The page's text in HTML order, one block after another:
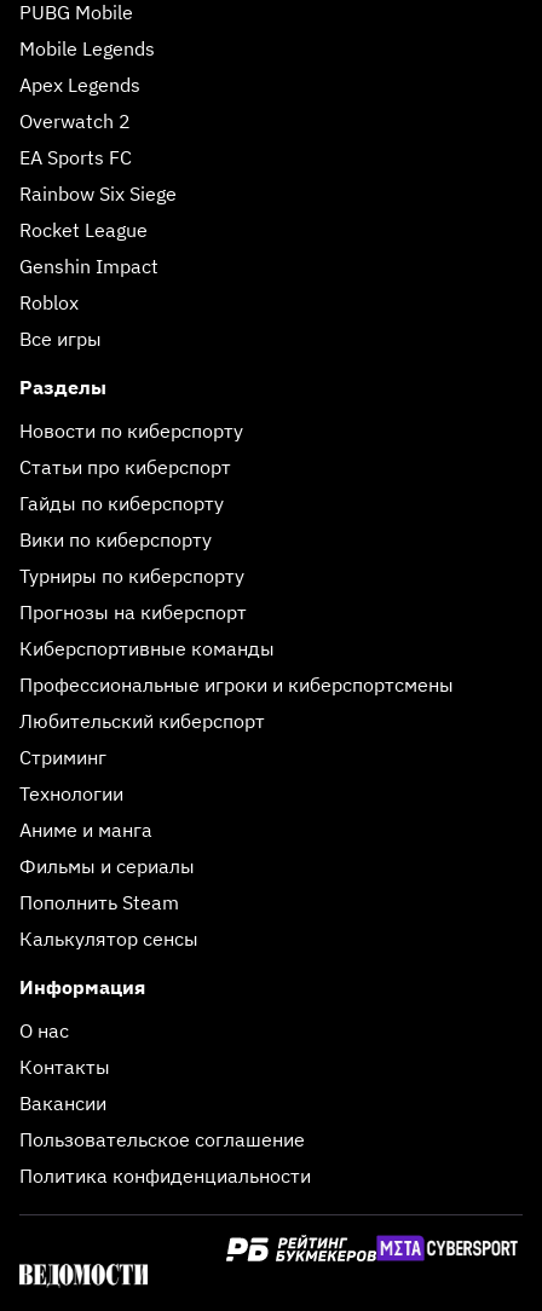
PUBG Mobile
Mobile Legends
Apex Legends
Overwatch 2
EA Sports FC
Rainbow Six Siege
Rocket League
Genshin Impact
Roblox
Все игры
Разделы
Новости по киберспорту
Статьи про киберспорт
Гайды по киберспорту
Вики по киберспорту
Турниры по киберспорту
Прогнозы на киберспорт
Киберспортивные команды
Профессиональные игроки и киберспортсмены
Любительский киберспорт
Стриминг
Технологии
Аниме и манга
Фильмы и сериалы
Пополнить Steam
Калькулятор сенсы
Информация
О нас
Контакты
Вакансии
Пользовательское соглашение
Политика конфиденциальности